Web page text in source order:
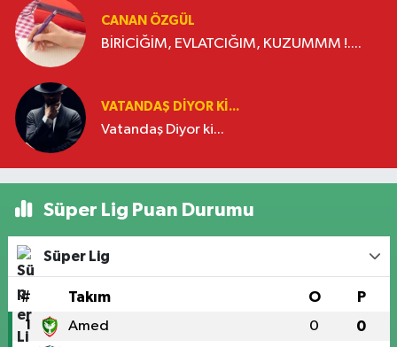
CANAN ÖZGÜL
BİRİCİĞİM, EVLATCIĞIM, KUZUMMM !....
VATANDAŞ DIYOR KI...
Vatandaş Diyor ki...
Süper Lig Puan Durumu
Süper Lig
# Takım O P
1 Amed 0 0